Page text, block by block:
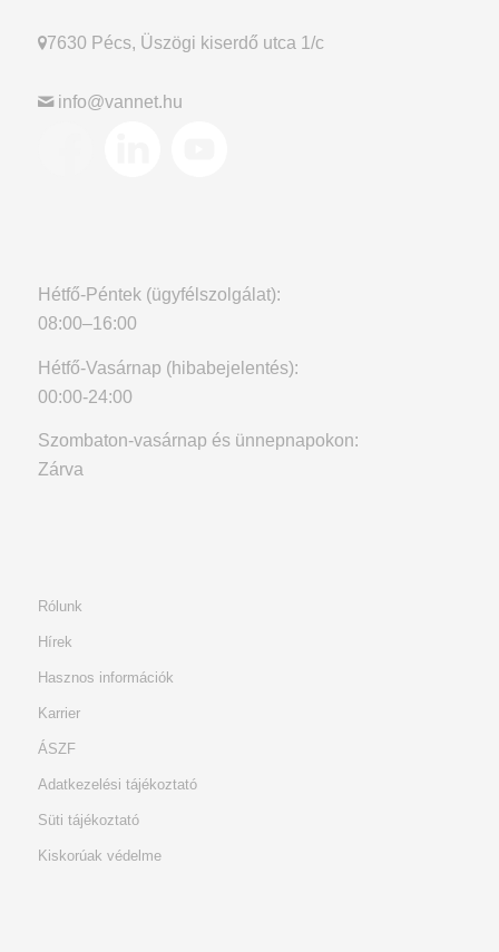
7630 Pécs, Üszögi kiserdő utca 1/c
info@vannet.hu
Hétfő-Péntek (ügyfélszolgálat):
08:00–16:00
Hétfő-Vasárnap (hibabejelentés):
00:00-24:00
Szombaton-vasárnap és ünnepnapokon:
Zárva
Rólunk
Hírek
Hasznos információk
Karrier
ÁSZF
Adatkezelési tájékoztató
Süti tájékoztató
Kiskorúak védelme